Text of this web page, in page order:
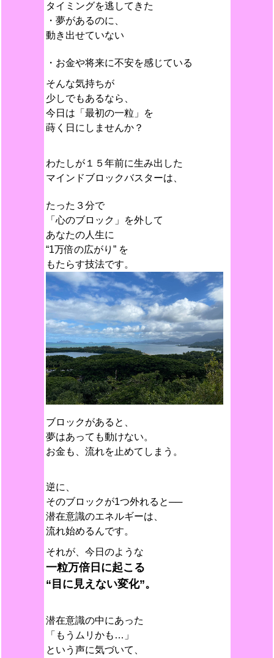
タイミングを逃してきた
・夢があるのに、
動き出せていない
・お金や将来に不安を感じている
そんな気持ちが
少しでもあるなら、
今日は「最初の一粒」を
蒔く日にしませんか？
わたしが１５年前に生み出した
マインドブロックバスターは、
たった３分で
「心のブロック」を外して
あなたの人生に
“1万倍の広がり” を
もたらす技法です。
ブロックがあると、
夢はあっても動けない。
お金も、流れを止めてしまう。
逆に、
そのブロックが1つ外れると──
潜在意識のエネルギーは、
流れ始めるんです。
それが、今日のような
一粒万倍日に起こる
“目に見えない変化”。
潜在意識の中にあった
「もうムリかも…」
という声に気づいて、